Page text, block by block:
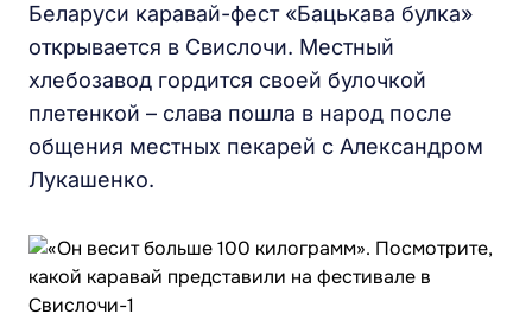
Беларуси каравай-фест «Бацькава булка»
открывается в Свислочи. Местный
хлебозавод гордится своей булочкой
плетенкой – слава пошла в народ после
общения местных пекарей с Александром
Лукашенко.